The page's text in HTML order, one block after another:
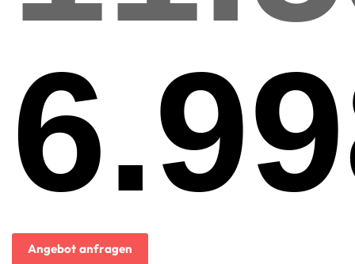
11.531,00€
Preis
6.998,00€.
Angebot anfragen